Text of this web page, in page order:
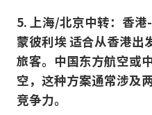
5. 上海/北京中转：香
蒙彼利埃 适合从香港出
旅客。中国东方航空或
空，这种方案通常涉及
竞争力。